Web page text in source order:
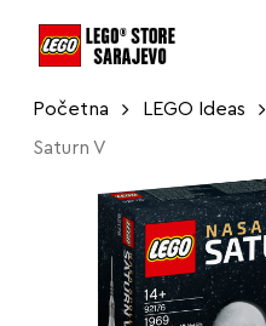
Početna LEGO Ideas
Saturn V